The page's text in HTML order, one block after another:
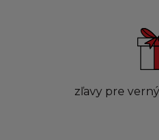
zľavy pre